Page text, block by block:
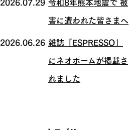
害に遭われた皆さまへ
2026.06.26 雑誌「ESPRESSO」
にネオホームが掲載さ
れました